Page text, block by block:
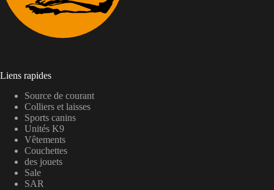
Liens rapides
Source de courant
Colliers et laisses
Sports canins
Unités K9
Vêtements
Couchettes
des jouets
Sale
SAR